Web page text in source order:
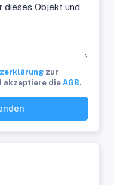
zur
akzeptiere dieAGB.